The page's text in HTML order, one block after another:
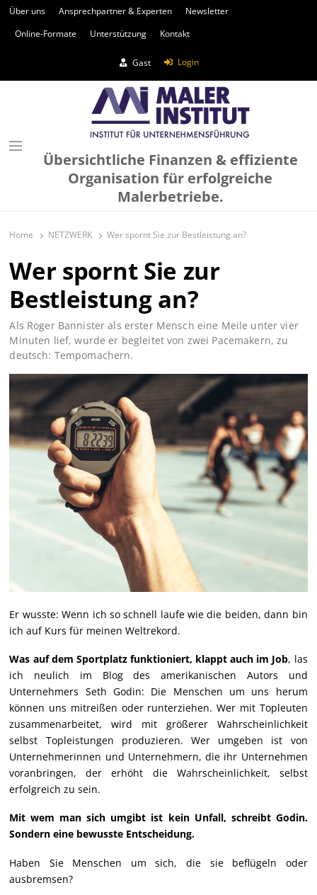
Über uns Ansprechpartner & Experten
Newsletter
Online-Formate
Unterstützung Kontakt
Gast Login
Übersichtliche Finanzen & effiziente
Organisation für erfolgreiche
Malerbetriebe.
Home NETZWERK Wer spornt Sie zur Bestleistung an?
Wer spornt Sie zur
Bestleistung an?
Als Roger Bannister als erster Mensch eine Meile unter vier
Minuten lief, wurde er begleitet von zwei Pacemakern, zu
deutsch: Tempomachern.
Er wusste: Wenn ich so schnell laufe wie die beiden, dann bin
ich auf Kurs für meinen Weltrekord.
Was auf dem Sportplatz funktioniert, klappt auch im Job, las
ich neulich im Blog des amerikanischen Autors und
Unternehmers Seth Godin: Die Menschen um uns herum
können uns mitreißen oder runterziehen. Wer mit Topleuten
zusammenarbeitet, wird mit größerer Wahrscheinlichkeit
selbst Topleistungen produzieren. Wer umgeben ist von
Unternehmerinnen und Unternehmern, die ihr Unternehmen
voranbringen, der erhöht die Wahrscheinlichkeit, selbst
erfolgreich zu sein.
Mit wem man sich umgibt ist kein Unfall, schreibt Godin.
Sondern eine bewusste Entscheidung.
Haben Sie Menschen um sich, die sie beflügeln oder
ausbremsen?